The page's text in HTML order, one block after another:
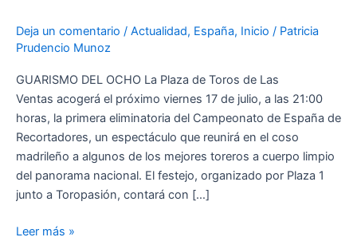
Deja un comentario / Actualidad, España, Inicio / Patricia
Prudencio Munoz
GUARISMO DEL OCHO La Plaza de Toros de Las
Ventas acogerá el próximo viernes 17 de julio, a las 21:00
horas, la primera eliminatoria del Campeonato de España de
Recortadores, un espectáculo que reunirá en el coso
madrileño a algunos de los mejores toreros a cuerpo limpio
del panorama nacional. El festejo, organizado por Plaza 1
junto a Toropasión, contará con […]
Ventas
la
eliminatoria
del
Campeonato
de
España
de
Recortadores
Leer más »